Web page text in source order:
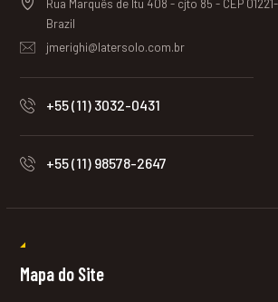
Rua Marquês de Itu 408 - cjto 85 - CEP
Brazil
jmerighi@latersolo.com.br
+55 (11) 3032-0431
+55 (11) 98578-2647
Mapa do Site